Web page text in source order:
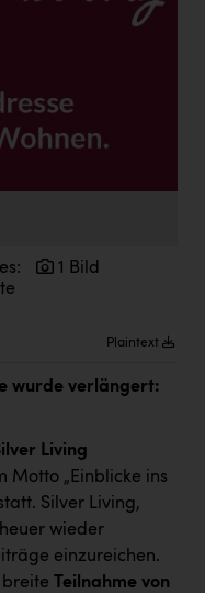
1 Bild
Plaintext
wurde verlängert:
Living
Motto „Einblicke ins
Silver Living,
wieder
einzureichen.
breite
Teilnahme von